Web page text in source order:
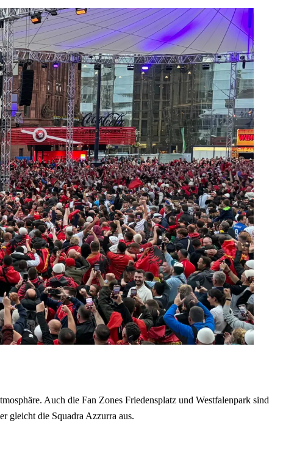
Auch die Fan Zones Friedensplatz und Westfalenpark sind
gleicht die Squadra Azzurra aus.